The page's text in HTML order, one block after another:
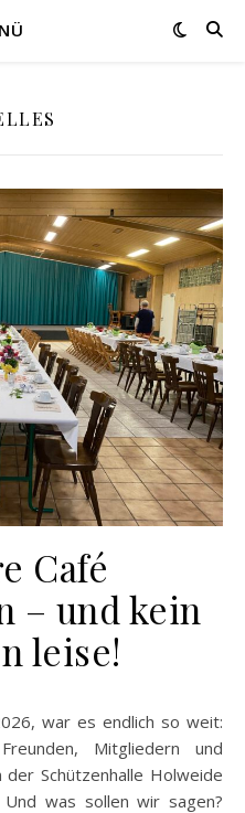
Café
– und kein
leise!
Mitgliedern und
Schützenhalle Holweide
was sollen wir sagen?